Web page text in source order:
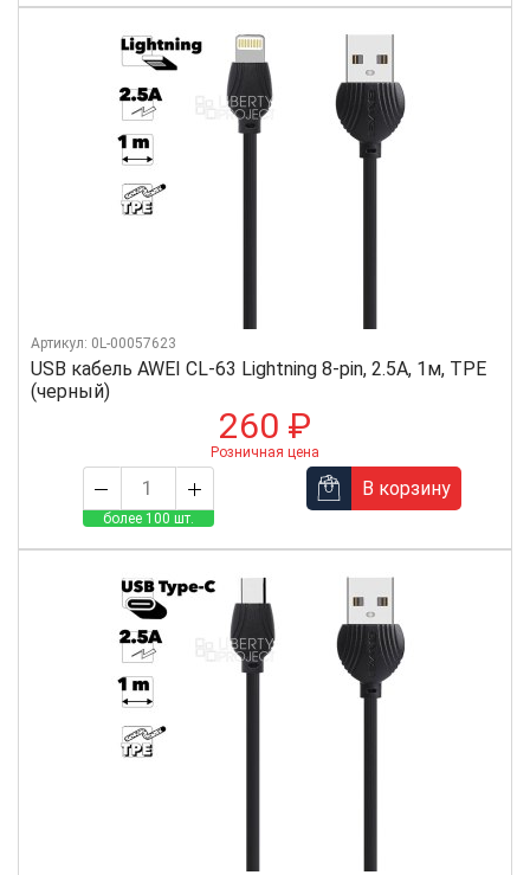
USB кабель AWEI CL-63 Lightning 8-pin, 2.5А, 1м, TPE
(черный)
Артикул: 0L-00057623
260 ₽
Розничная цена
более 100 шт.
В корзину